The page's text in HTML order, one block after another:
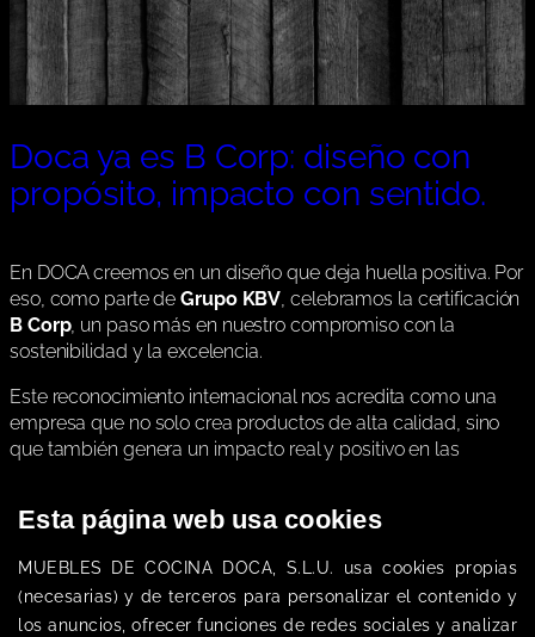
Esta página web usa cookies
MUEBLES DE COCINA DOCA, S.L.U. usa cookies propias
(necesarias) y de terceros para personalizar el contenido y
los anuncios, ofrecer funciones de redes sociales y analizar
Doca ya es B Corp: diseño con
propósito, impacto con sentido.
En DOCA creemos en un diseño que deja huella positiva. Por
eso, como parte deGrupo KBV, celebramos la certificación
B Corp, un paso más en nuestro compromiso con la
sostenibilidad y la excelencia.
Este reconocimiento internacional nos acredita como una
empresa que no solo crea productos de alta calidad, sino
que también genera un impacto real y positivo en las
El Grupo KBV se convierte así en la primera empresa
esta certificación.